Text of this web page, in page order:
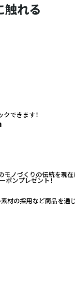
触れる
モノづくりの伝統を現在
の採用など商品を通
できます！
ンプレゼント！